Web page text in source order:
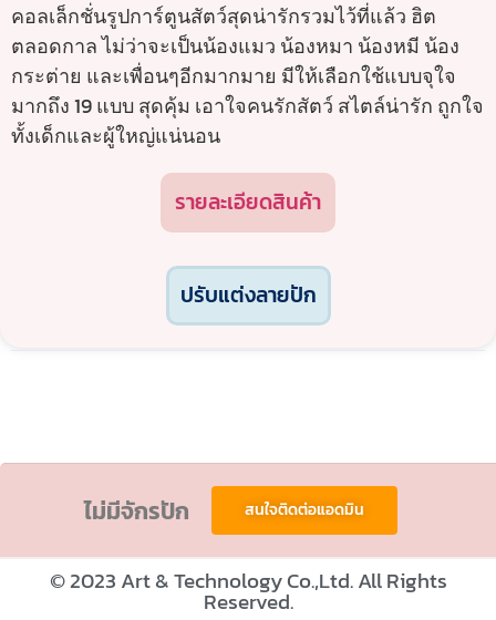
คอลเล็กชั่นรูปการ์ตูนสัตว์สุดน่ารักรวมไว้ที่แล้ว ฮิต
ตลอดกาล ไม่ว่าจะเป็นน้องแมว น้องหมา น้องหมี น้อง
กระต่าย และเพื่อนๆอีกมากมาย มีให้เลือกใช้แบบจุใจ
มากถึง 19 แบบ สุดคุ้ม เอาใจคนรักสัตว์ สไตล์น่ารัก ถูกใจ
ทั้งเด็กและผู้ใหญ่แน่นอน
รายละเอียดสินค้า
ปรับแต่งลายปัก
ไม่มีจักรปัก สนใจติดต่อแอดมิน
© 2023 Art & Technology Co.,Ltd. All Rights
Reserved.